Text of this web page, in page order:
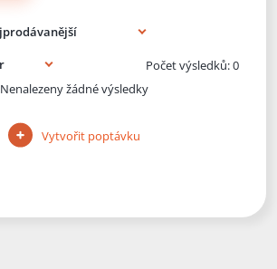
Počet výsledků: 0
Nenalezeny žádné výsledky
Vytvořit poptávku